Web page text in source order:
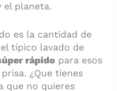
el planeta.
es la cantidad de
típico lavado de
rápido para esos
¿Que tienes
que no quieres